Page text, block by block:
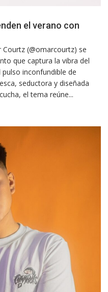
el verano con
Courtz (@omarcourtz) se
que captura la vibra del
inconfundible de
seductora y diseñada
el tema reúne...